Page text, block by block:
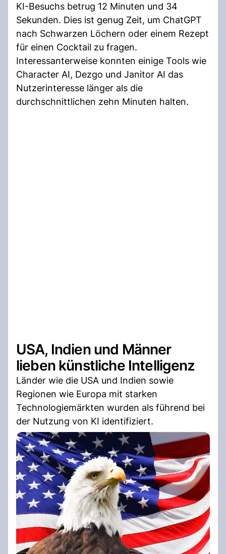
KI-Besuchs betrug 12 Minuten und 34
Sekunden. Dies ist genug Zeit, um ChatGPT
nach Schwarzen Löchern oder einem Rezept
für einen Cocktail zu fragen.
Interessanterweise konnten einige Tools wie
Character AI, Dezgo und Janitor AI das
Nutzerinteresse länger als die
durchschnittlichen zehn Minuten halten.
USA, Indien und Männer
lieben künstliche Intelligenz
Länder wie die USA und Indien sowie
Regionen wie Europa mit starken
Technologiemärkten wurden als führend bei
der Nutzung von KI identifiziert.